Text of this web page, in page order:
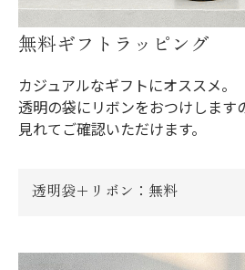
無料ギフトラッピング
カジュアルなギフトにオススメ。
透明の袋にリボンをおつけします
見れてご確認いただけます。
透明袋＋リボン：無料